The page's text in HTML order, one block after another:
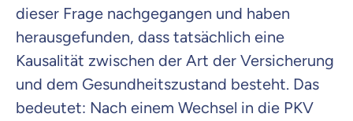
dieser Frage nachgegangen und haben
herausgefunden, dass tatsächlich eine
Kausalität zwischen der Art der Versicherung
und dem Gesundheitszustand besteht. Das
bedeutet: Nach einem Wechsel in die PKV